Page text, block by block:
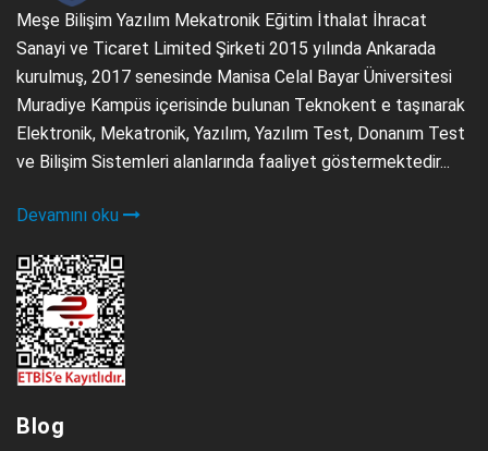
Meşe Bilişim Yazılım Mekatronik Eğitim İthalat İhracat
Sanayi ve Ticaret Limited Şirketi 2015 yılında Ankarada
kurulmuş, 2017 senesinde Manisa Celal Bayar Üniversitesi
Muradiye Kampüs içerisinde bulunan Teknokent e taşınarak
Elektronik, Mekatronik, Yazılım, Yazılım Test, Donanım Test
ve Bilişim Sistemleri alanlarında faaliyet göstermektedir...
Devamını oku
Blog